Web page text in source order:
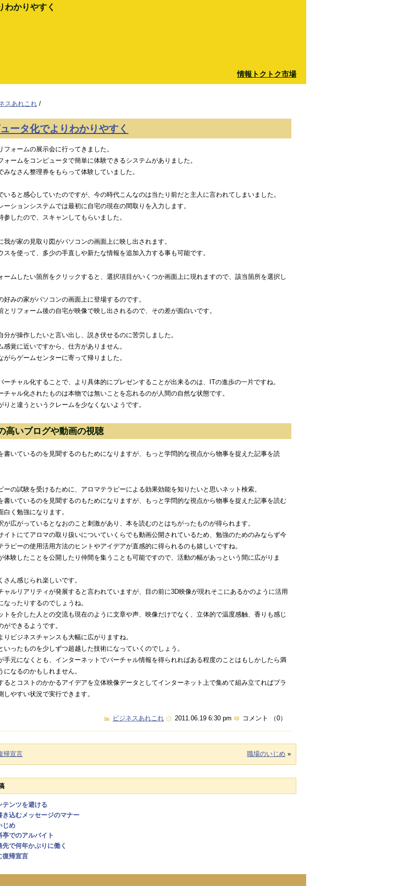
わかりやすく
情報トクトク市場
スあれこれ /
ータ化でよりわかりやすく
フォームの展示会に行ってきました。
ォームをコンピュータで簡単に体験できるシステムがありました。
みなさん整理券をもらって体験していました。
いると感心していたのですが、今の時代こんなのは当たり前だと主人に言われてしまいました。
ーションシステムでは最初に自宅の現在の間取りを入力します。
参したので、スキャンしてもらいました。
我が家の見取り図がパソコンの画面上に映し出されます。
スを使って、多少の手直しや新たな情報を追加入力する事も可能です。
ームしたい箇所をクリックすると、選択項目がいくつか画面上に現れますので、該当箇所を選択し
好みの家がパソコンの画面上に登場するのです。
とリフォーム後の自宅が映像で映し出されるので、その差が面白いです。
分が操作したいと言い出し、説き伏せるのに苦労しました。
感覚に近いですから、仕方がありません。
がらゲームセンターに寄って帰りました。
ーチャル化することで、より具体的にプレゼンすることが出来るのは、ITの進歩の一片ですね。
チャル化されたものは本物では無いことを忘れるのが人間の自然な状態です。
りと違うというクレームを少なくないようです。
高いブログや動画の視聴
書いているのを見聞するのもためになりますが、もっと学問的な視点から物事を捉えた記事を読
ーの試験を受けるために、アロマテラピーによる効果効能を知りたいと思いネット検索。
書いているのを見聞するのもためになりますが、もっと学問的な視点から物事を捉えた記事を読む
白く勉強になります。
が広がっているとなおのこと刺激があり、本を読むのとはちがったものが得られます。
イトにてアロマの取り扱いについていくらでも動画公開されているため、勉強のためのみならず今
ラピーの使用活用方法のヒントやアイデアが直感的に得られるのも嬉しいですね。
体験したことを公開したり仲間を集うことも可能ですので、活動の幅があっという間に広がりま
さん感じられ楽しいです。
ャルリアリティが発展すると言われていますが、目の前に3D映像が現れそこにあるかのように活用
なったりするのでしょうね。
トを介した人との交流も現在のように文章や声、映像だけでなく、立体的で温度感触、香りも感じ
ができるようです。
りビジネスチャンスも大幅に広がりますね。
いったものを少しずつ超越した技術になっていくのでしょう。
手元になくとも、インターネットでバーチャル情報を得られればある程度のことはもしかしたら満
になるのかもしれません。
るとコストのかかるアイデアを立体映像データとしてインターネット上で集めて組み立てればプラ
しやすい状況で実行できます。
ビジネスあれこれ 2011.06.19 6:30 pm コメント （0）
帰宣言 職場のいじめ »
テンツを避ける
き込むメッセージのマナー
じめ
亭でのアルバイト
先で何年かぶりに働く
復帰宣言